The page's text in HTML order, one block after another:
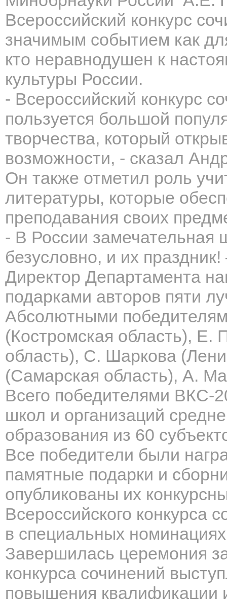
Всероссийский конкурс
значимым событием как
кто неравнодушен к
культуры России.
- Всероссийский конкурс
пользуется большой
творчества, который
возможности, - сказал
Он также отметил роль
литературы, которые
преподавания своих
- В России замечательная
безусловно, и их
Директор Департамента
подарками авторов пяти
Абсолютными
(Костромская область), Е.
область), С. Шаркова
(Самарская область), А.
Всего победителями ВКС-
школ и организаций
образования из 60
Все победители были
памятные подарки и
опубликованы их
Всероссийского конкурса
в специальных
Завершилась церемония
конкурса сочинений
повышения квалификации